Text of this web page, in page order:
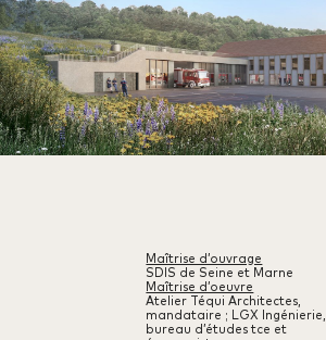
Maîtrise d’ouvrage
SDIS de Seine et Marne
Maîtrise d’oeuvre
Atelier Téqui Architectes,
mandataire ; LGX Ingénierie,
bureau d’études tce et